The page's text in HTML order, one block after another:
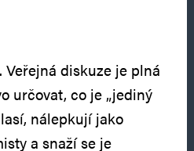
diskuze je plná
určovat, co je „jediný
nálepkují jako
a snaží se je